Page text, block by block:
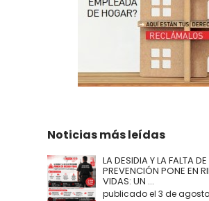
Noticias más leídas
LA DESIDIA Y LA FALTA DE
PREVENCIÓN PONE EN
VIDAS: UN ...
publicado el 3 de